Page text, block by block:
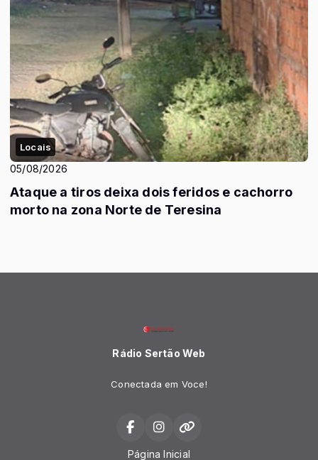
Locais
05/08/2026
Ataque a tiros deixa dois feridos e cachorro
morto na zona Norte de Teresina
Rádio Sertão Web
Conectada em Voce!
Página Inicial